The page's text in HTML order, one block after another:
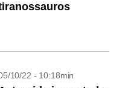
10/22 - 10:18min